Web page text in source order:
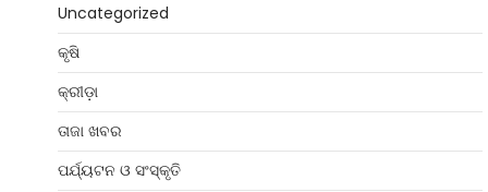
Uncategorized
କୃଷି
କ୍ରୀଡ଼ା
ତାଜା ଖବର
ପର୍ଯ୍ୟଟନ ଓ ସଂସ୍କୃତି